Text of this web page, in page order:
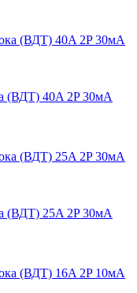
(ВДТ) 40A 2P 30мА
(ВДТ) 25A 2P 30мА